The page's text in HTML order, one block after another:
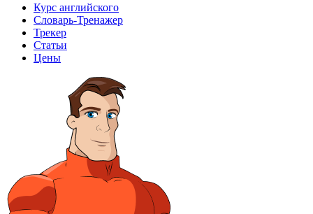
Курс английского
Словарь-Тренажер
Трекер
Статьи
Цены